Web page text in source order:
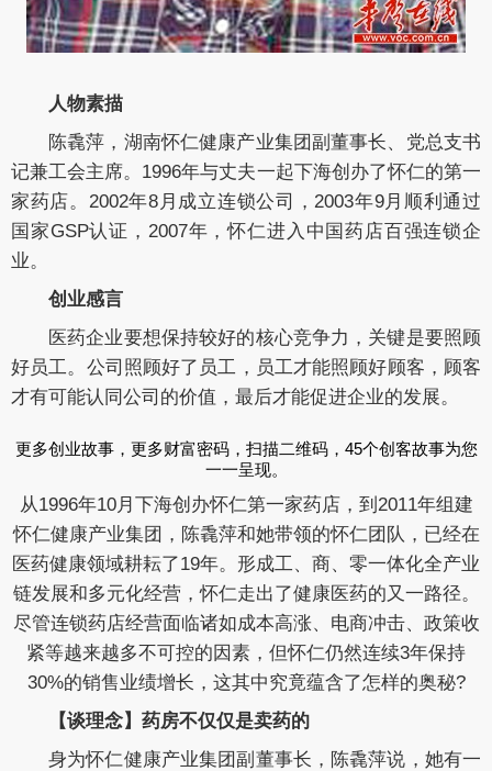
人物素描
陈毳萍，湖南怀仁健康产业集团副董事长、党总支书
记兼工会主席。1996年与丈夫一起下海创办了怀仁的第一
家药店。2002年8月成立连锁公司，2003年9月顺利通过
国家GSP认证，2007年，怀仁进入中国药店百强连锁企
业。
创业感言
医药企业要想保持较好的核心竞争力，关键是要照顾
好员工。公司照顾好了员工，员工才能照顾好顾客，顾客
才有可能认同公司的价值，最后才能促进企业的发展。
更多创业故事，更多财富密码，扫描二维码，45个创客故事为您
一一呈现。
从1996年10月下海创办怀仁第一家药店，到2011年组建
怀仁健康产业集团，陈毳萍和她带领的怀仁团队，已经在
医药健康领域耕耘了19年。形成工、商、零一体化全产业
链发展和多元化经营，怀仁走出了健康医药的又一路径。
尽管连锁药店经营面临诸如成本高涨、电商冲击、政策收
紧等越来越多不可控的因素，但怀仁仍然连续3年保持
30%的销售业绩增长，这其中究竟蕴含了怎样的奥秘?
【谈理念】 药房不仅仅是卖药的
身为怀仁健康产业集团副董事长，陈毳萍说，她有一